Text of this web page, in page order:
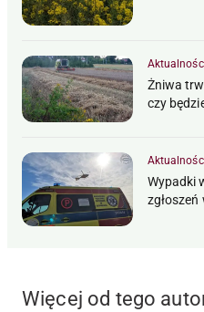
Żniwa
czy
Wypadki
zgłoszeń
Więcej od tego